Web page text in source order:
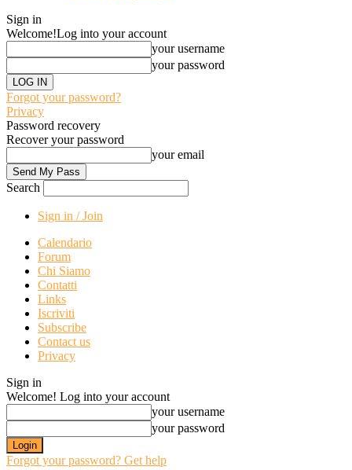
Sign in
Welcome!Log into your account
your username
your password
Forgot your password?
Privacy
Password recovery
Recover your password
your email
Search
Sign in / Join
Calendario
Forum
Chi Siamo
Contatti
Links
Iscriviti
Subscribe
Contact us
Privacy
Sign in
Welcome! Log into your account
your username
your password
Forgot your password? Get help